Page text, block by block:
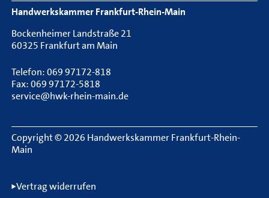
Handwerkskammer Frankfurt-Rhein-Main
Bockenheimer Landstraße 21
60325 Frankfurt am Main
Telefon: 069 97172-818
Fax: 069 97172-5818
service@hwk-rhein-main.de
Copyright © 2026 Handwerkskammer Frankfurt-Rhein-
Main
Rechtliche Informationen
Vertrag widerrufen